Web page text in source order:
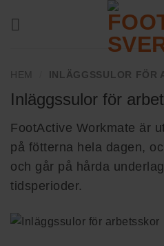
HEM INLÄGGSSULOR FÖR
Inläggssulor för
FootActive Workmate är
på fötterna hela dagen,
och går på hårda
tidsperioder.